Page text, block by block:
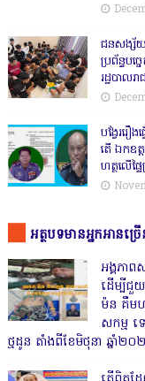
ជនសង្ស័យ
ប្រព័ន្ធបច្
រដ្ឋបាលរ
បង្វែររ
តើ ឯកឧត្
ហត្ថលើផ្
អត្ថបទមានអ្នកអានច្រ
អង្គភា
ដើម្បីជួ
ម៉ន គឹម
សកម្ម ទ
ថ្មដូន តាំងពីខែមិថុនា ឆ្នាំ២